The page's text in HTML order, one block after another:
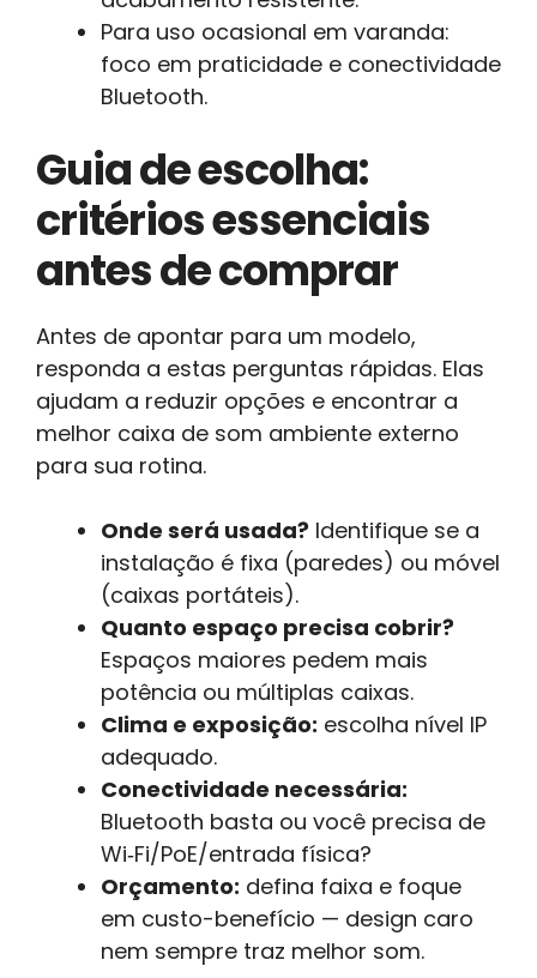
Para uso ocasional em varanda:
foco em praticidade e conectividade
Bluetooth.
Guia de escolha:
critérios essenciais
antes de comprar
Antes de apontar para um modelo,
responda a estas perguntas rápidas. Elas
ajudam a reduzir opções e encontrar a
melhor caixa de som ambiente externo
para sua rotina.
Onde será usada? Identifique se a
instalação é fixa (paredes) ou móvel
(caixas portáteis).
Quanto espaço precisa cobrir?
Espaços maiores pedem mais
potência ou múltiplas caixas.
Clima e exposição: escolha nível IP
adequado.
Conectividade necessária:
Bluetooth basta ou você precisa de
Wi‑Fi/PoE/entrada física?
Orçamento: defina faixa e foque
em custo-benefício — design caro
nem sempre traz melhor som.